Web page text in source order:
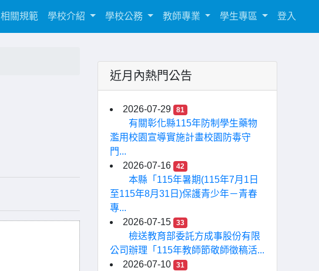
相關規範 學校介紹 學校公務 教師專業 學生專區 登入
近月內熱門公告
2026-07-29 81
有關彰化縣115年防制學生藥物
濫用校園宣導實施計畫校園防毒守
門...
2026-07-16
42
本縣「115年暑期(115年7月1日
至115年8月31日)保護青少年－青春
專...
2026-07-15
33
檢送教育部委託方成事股份有限
公司辦理「115年教師節敬師徵稿活...
2026-07-10
31